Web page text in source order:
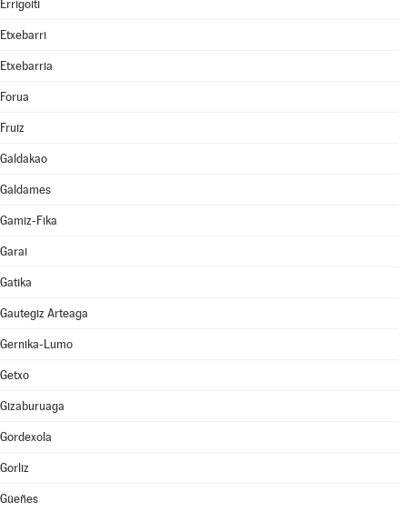
Errigoiti
Etxebarri
Etxebarria
Forua
Fruiz
Galdakao
Galdames
Gamiz-Fika
Garai
Gatika
Gautegiz Arteaga
Gernika-Lumo
Getxo
Gizaburuaga
Gordexola
Gorliz
Güeñes